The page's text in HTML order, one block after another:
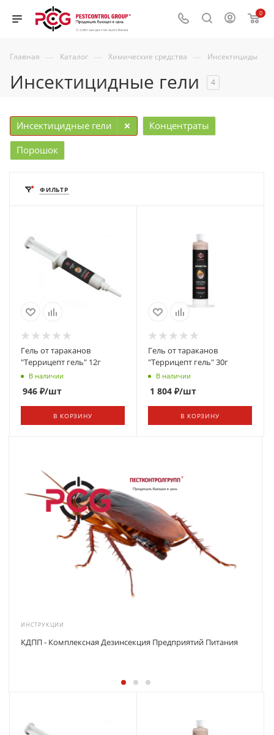
0
Главная — Каталог — Химические средства — Инсектициды
Инсектицидные гели 4
Инсектицидные гели
Концентраты
Порошок
ФИЛЬТР
Гель от тараканов
"Террицепт гель" 12г
В наличии
946 ₽/шт
В КОРЗИНУ
Гель от тараканов
"Террицепт гель" 30г
В наличии
1 804 ₽/шт
В КОРЗИНУ
ИНСТРУКЦИИ
КДПП - Комплексная Дезинсекция Предприятий Питания